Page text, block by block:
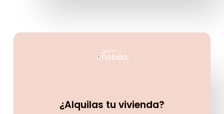
¿Alquilas tu vivienda?